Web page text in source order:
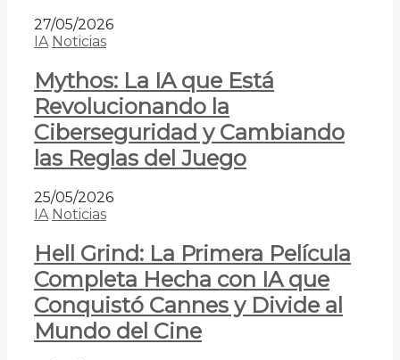
27/05/2026
IA Noticias
Mythos: La IA que Está
Revolucionando la
Ciberseguridad y Cambiando
las Reglas del Juego
25/05/2026
IA Noticias
Hell Grind: La Primera Película
Completa Hecha con IA que
Conquistó Cannes y Divide al
Mundo del Cine